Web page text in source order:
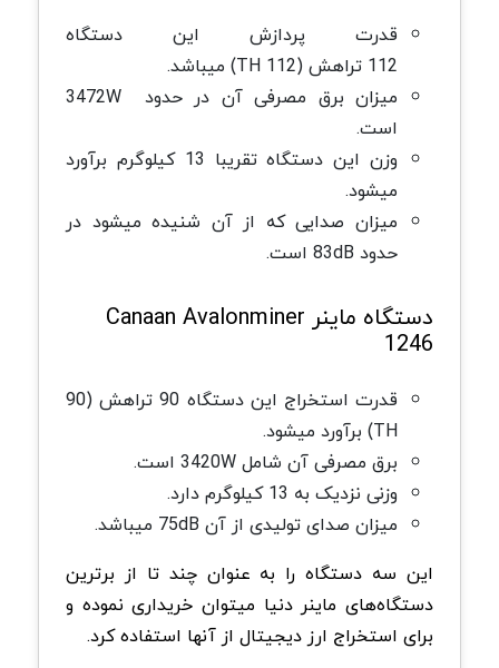
قدرت پردازش این دستگاه
112 ترا‌هش (112 TH) میباشد.
میزان برق مصرفی آن در حدود 3472W
است.
وزن این دستگاه تقریبا 13 کیلوگرم برآورد
میشود.
میزان صدایی که از آن شنیده میشود در
حدود 83dB است.
دستگاه ماینر Canaan Avalonminer
1246
قدرت استخراج این دستگاه 90 تراهش (90
TH) برآورد میشود.
برق مصرفی آن شامل 3420W است.
وزنی نزدیک به 13 کیلوگرم دارد.
میزان صدای تولیدی از آن 75dB میباشد.
این سه دستگاه را به عنوان چند تا از برترین
دستگاه‌های ماینر دنیا میتوان خریداری نموده و
برای استخراج ارز دیجیتال از آنها استفاده کرد.